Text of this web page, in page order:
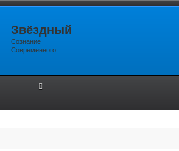
Звёздный
Сознание
Современного